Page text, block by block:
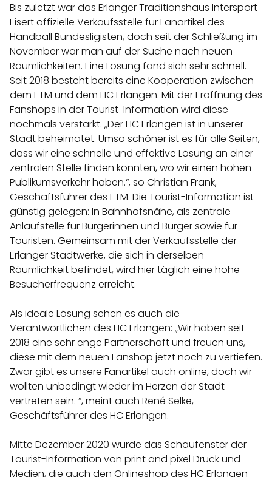
Bis zuletzt war das Erlanger Traditionshaus Intersport
Eisert offizielle Verkaufsstelle für Fanartikel des
Handball Bundesligisten, doch seit der Schließung im
November war man auf der Suche nach neuen
Räumlichkeiten. Eine Lösung fand sich sehr schnell.
Seit 2018 besteht bereits eine Kooperation zwischen
dem ETM und dem HC Erlangen. Mit der Eröffnung des
Fanshops in der Tourist-Information wird diese
nochmals verstärkt. „Der HC Erlangen ist in unserer
Stadt beheimatet. Umso schöner ist es für alle Seiten,
dass wir eine schnelle und effektive Lösung an einer
zentralen Stelle finden konnten, wo wir einen hohen
Publikumsverkehr haben.“, so Christian Frank,
Geschäftsführer des ETM. Die Tourist-Information ist
günstig gelegen: In Bahnhofsnähe, als zentrale
Anlaufstelle für Bürgerinnen und Bürger sowie für
Touristen. Gemeinsam mit der Verkaufsstelle der
Erlanger Stadtwerke, die sich in derselben
Räumlichkeit befindet, wird hier täglich eine hohe
Besucherfrequenz erreicht.
Als ideale Lösung sehen es auch die
Verantwortlichen des HC Erlangen: „Wir haben seit
2018 eine sehr enge Partnerschaft und freuen uns,
diese mit dem neuen Fanshop jetzt noch zu vertiefen.
Zwar gibt es unsere Fanartikel auch online, doch wir
wollten unbedingt wieder im Herzen der Stadt
vertreten sein. “, meint auch René Selke,
Geschäftsführer des HC Erlangen.
Mitte Dezember 2020 wurde das Schaufenster der
Tourist-Information von print and pixel Druck und
Medien, die auch den Onlineshop des HC Erlangen